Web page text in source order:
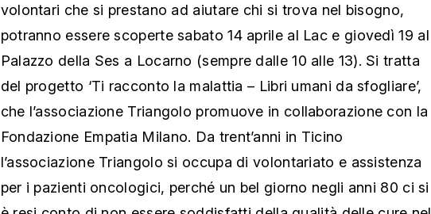
volontari che si prestano ad aiutare chi si trova nel bisogno,
potranno essere scoperte sabato 14 aprile al Lac e giovedì 19 al
Palazzo della Ses a Locarno (sempre dalle 10 alle 13). Si tratta
del progetto ‘Ti racconto la malattia – Libri umani da sfogliare’,
che l’associazione Triangolo promuove in collaborazione con la
Fondazione Empatia Milano. Da trent’anni in Ticino
l’associazione Triangolo si occupa di volontariato e assistenza
per i pazienti oncologici, perché un bel giorno negli anni 80 ci si